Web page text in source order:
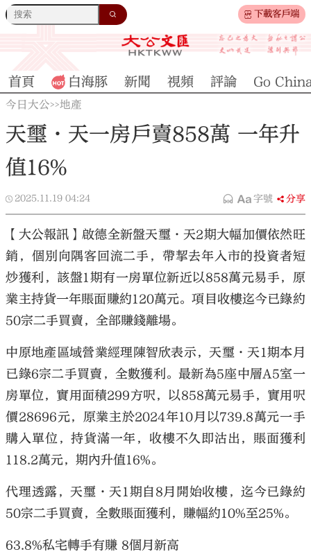
下載客戶端
大公文匯
首頁 白海豚 新聞 視頻 評論 Go
今日大公>>地產
天璽·天一房戶賣858萬 一年升
值16%
2025.11.19 04:24 字號 分享
【大公報訊】啟德全新盤天璽·天2期大幅加價依然旺
銷，個別向隅客回流二手，帶挈去年入市的投資者短
炒獲利，該盤1期有一房單位新近以858萬元易手，原
業主持貨一年賬面賺約120萬元。項目收樓迄今已錄約
50宗二手買賣，全部賺錢離場。
中原地產區域營業經理陳智欣表示，天璽·天1期本月
已錄6宗二手買賣，全數獲利。最新為5座中層A5室一
房單位，實用面積299方呎，以858萬元易手，實用呎
價28696元，原業主於2024年10月以739.8萬元一手
購入單位，持貨滿一年，收樓不久即沽出，賬面獲利
118.2萬元，期內升值16%。
代理透露，天璽·天1期自8月開始收樓，迄今已錄約
50宗二手買賣，全數賬面獲利，賺幅約10%至25%。
63.8%私宅轉手有賺 8個月新高